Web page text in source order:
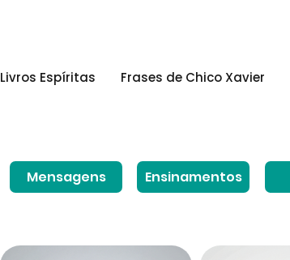
Livros Espíritas Frases de Chico Xavier
Mensagens Ensinamentos